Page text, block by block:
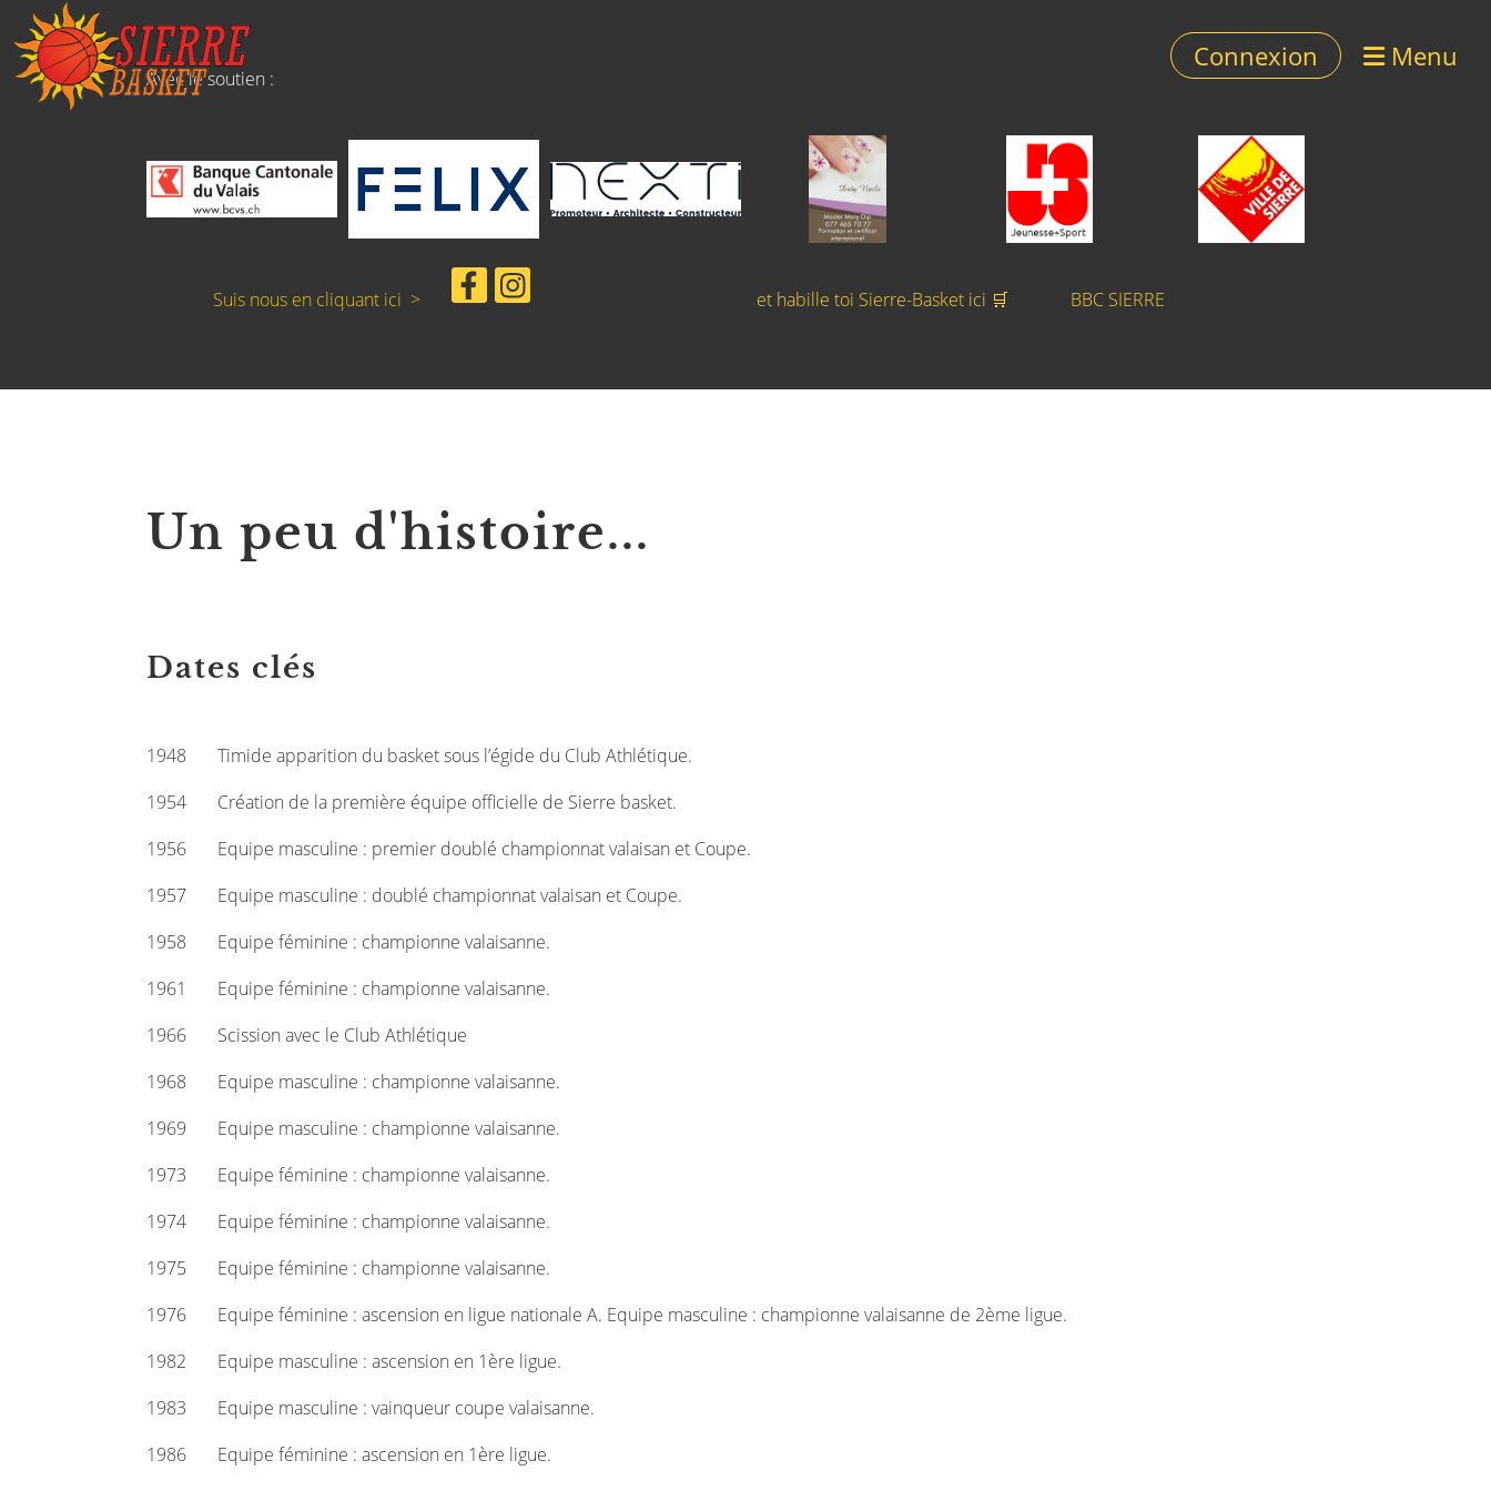
Connexion Menu
Avec le soutien :
Suis nous en cliquant ici > et habille toi Sierre-Basket ici 🛒 BBC SIERRE
Un peu d'histoire...
Dates clés
1948 Timide apparition du basket sous l’égide du Club Athlétique.
1954 Création de la première équipe officielle de Sierre basket.
1956 Equipe masculine : premier doublé championnat valaisan et Coupe.
1957 Equipe masculine : doublé championnat valaisan et Coupe.
1958 Equipe féminine : championne valaisanne.
1961 Equipe féminine : championne valaisanne.
1966 Scission avec le Club Athlétique
1968 Equipe masculine : championne valaisanne.
1969 Equipe masculine : championne valaisanne.
1973 Equipe féminine : championne valaisanne.
1974 Equipe féminine : championne valaisanne.
1975 Equipe féminine : championne valaisanne.
1976 Equipe féminine : ascension en ligue nationale A. Equipe masculine : championne valaisanne de 2ème ligue.
1982 Equipe masculine : ascension en 1ère ligue.
1983 Equipe masculine : vainqueur coupe valaisanne.
1986 Equipe féminine : ascension en 1ère ligue.